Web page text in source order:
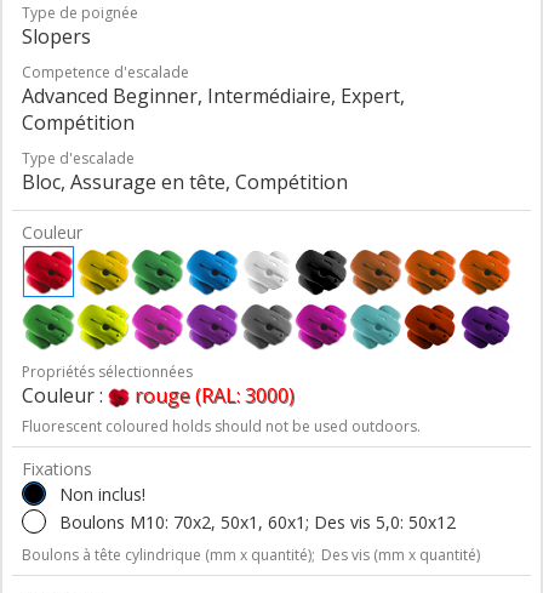
Type de poignée
Slopers
Competence d'escalade
Advanced Beginner, Intermédiaire, Expert,
Compétition
Type d'escalade
Bloc, Assurage en tête, Compétition
Couleur
Propriétés sélectionnées
Couleur : rouge (RAL: 3000)
Fluorescent coloured holds should not be used outdoors.
Fixations
Non inclus!
Boulons M10: 70x2, 50x1, 60x1; Des vis 5,0: 50x12
Boulons à tête cylindrique (mm x quantité); Des vis (mm x quantité)